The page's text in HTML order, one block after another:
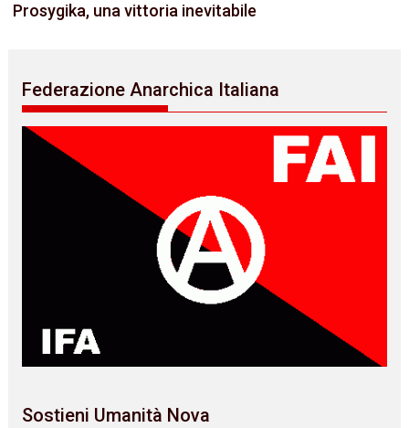
Prosygika, una vittoria inevitabile
Federazione Anarchica Italiana
Sostieni Umanità Nova